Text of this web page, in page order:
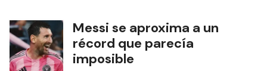
Messi se aproxima a un
récord que parecía
imposible